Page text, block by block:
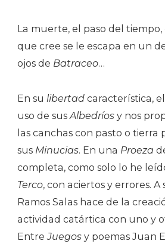
La muerte, el paso del
que cree se le escapa en un
ojos de Batraceo…
En su libertad característica,
uso de susAlbedríos y nos
las canchas con pasto o
sus Minucias. En una Proeza
completa, como solo lo he
Terco, con aciertos y errores. A
Ramos Salas hace de la
actividad catártica con uno y
EntreJuegos y poemas Juan